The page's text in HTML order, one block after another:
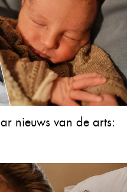
nieuws van de arts: